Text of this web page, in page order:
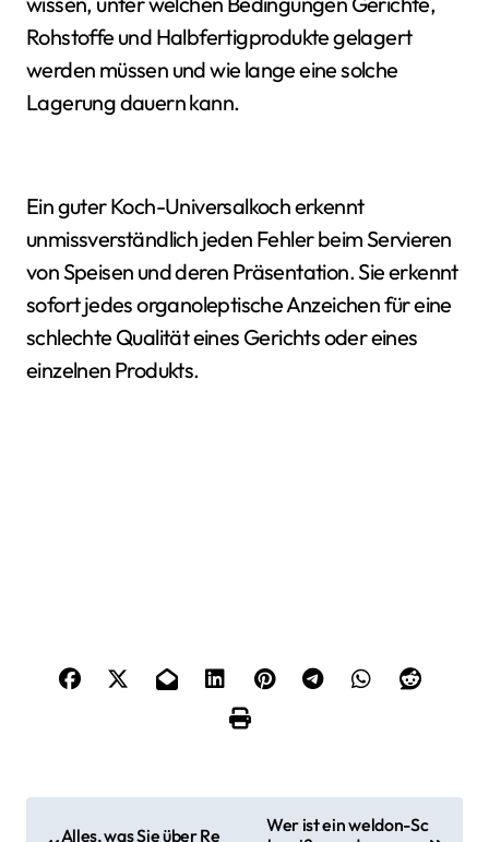
Rohstoffe und Halbfertigprodukte gelagert
werden müssen und wie lange eine solche
Lagerung dauern kann.
Ein guter Koch-Universalkoch erkennt
unmissverständlich jeden Fehler beim Servieren
von Speisen und deren Präsentation. Sie erkennt
sofort jedes organoleptische Anzeichen für eine
schlechte Qualität eines Gerichts oder eines
einzelnen Produkts.
Alles, was Sie über Re
Wer ist ein weldon-Sc